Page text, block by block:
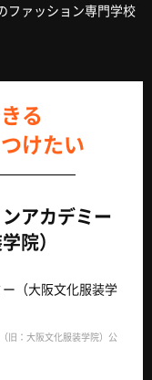
ファッション専門学校
る
けたい
アカデミー
院）
旧：大阪文化服装学院）公